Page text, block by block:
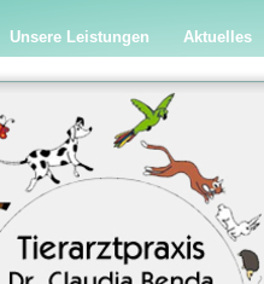
Unsere Leistungen Aktuelles